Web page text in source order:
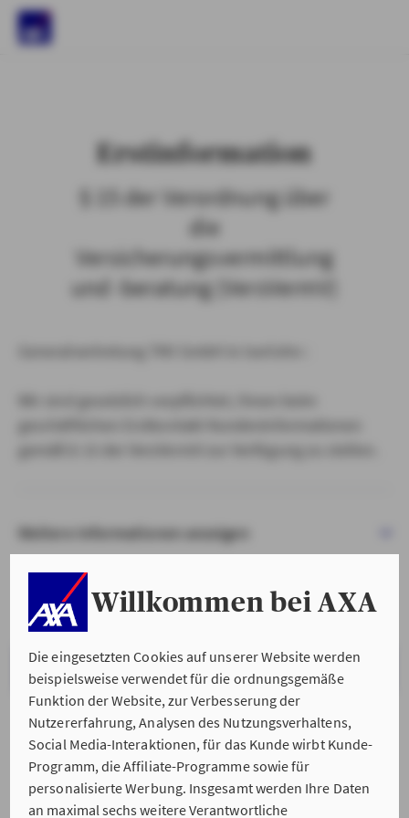
Willkommen bei AXA
Die eingesetzten Cookies auf unserer Website werden
beispielsweise verwendet für die ordnungsgemäße
Funktion der Website, zur Verbesserung der
Nutzererfahrung, Analysen des Nutzungsverhaltens,
Social Media-Interaktionen, für das Kunde wirbt Kunde-
Programm, die Affiliate-Programme sowie für
personalisierte Werbung. Insgesamt werden Ihre Daten
an maximal sechs weitere Verantwortliche
Erstinformation
§ 15 der Verordnung über
die
Versicherungsvermittlung
und -beratung (VersVermV)
Weitere Informationen anzeigen
VERSTANDEN & WEITER